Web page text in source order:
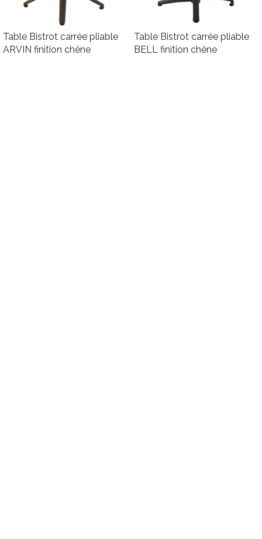
Table Bistrot carrée pliable
ARVIN finition chêne
Table Bistrot carrée pliable
BELL finition chêne